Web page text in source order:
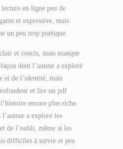
lecture en ligne peu de
et expressive, mais
un peu trop poétique.
et concis, mais manque
dont l’auteur a exploré
et de l’identité, mais
et lire un pdf
encore plus riche.
a exploré les
de l’oubli, même si les
difficiles à suivre et peu